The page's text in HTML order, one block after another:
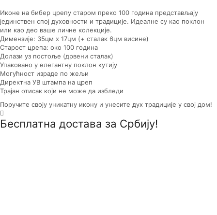
Иконе на бибер црепу старом преко 100 година представљају
јединствен спој духовности и традиције. Идеалне су као поклон
или као део ваше личне колекције.
Димензије: 35цм x 17цм (+ сталак 6цм висине)
Старост црепа: око 100 година
Долази уз постоље (дрвени сталак)
Упаковано у елегантну поклон кутију
Могућност израде по жељи
Директна УВ штампа на цреп
Трајан отисак који не може да избледи
Поручите своју уникатну икону и унесите дух традиције у свој дом!
Бесплатна достава за Србију!